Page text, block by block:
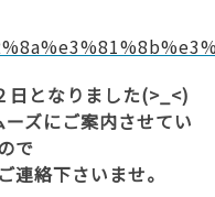
日となりました(>_<)
ズにご案内させてい
で
連絡下さいませ。